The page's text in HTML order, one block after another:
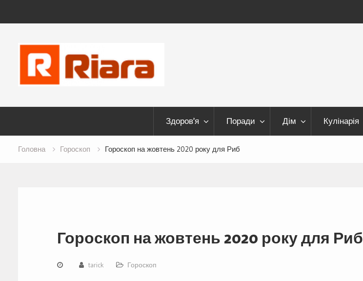
content
Здоров’я Поради Дім Кулінарія
Головна Гороскоп Гороскоп на жовтень 2020 року для Риб
Гороскоп на жовтень 2020 року для Риб
tarick Гороскоп